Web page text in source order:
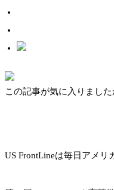
この記事が気に入りました
US FrontLineは毎日アメリ